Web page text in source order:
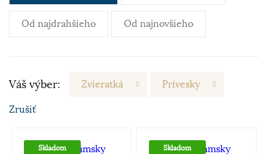
Od najdrahšieho Od najnovšieho
Váš výber: Zvieratká Prívesky
Zrušiť
Skladom Skladom